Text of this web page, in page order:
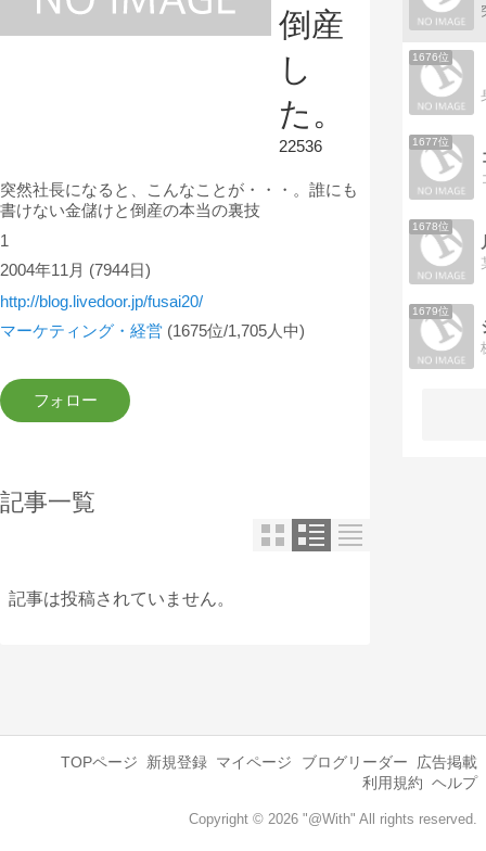
倒産
し
た。
22536
突然社長になると、こんなことが・・・。誰にも
書けない金儲けと倒産の本当の裏技
1
2004年11月 (7944日)
http://blog.livedoor.jp/fusai20/
マーケティング・経営 (1675位/1,705人中)
記事一覧
記事は投稿されていません。
1676位
1677位
1678位
1679位
TOPページ 新規登録 マイページ ブログリーダー
広告掲載
利用規約 ヘルプ
Copyright © 2026 "@With" All rights reserved.